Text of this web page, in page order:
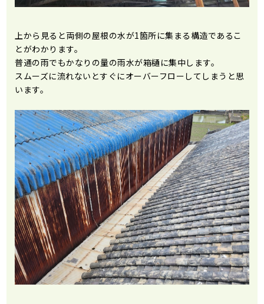
上から見ると両側の屋根の水が1箇所に集まる構造であるこ
とがわかります。
普通の雨でもかなりの量の雨水が箱樋に集中します。
スムーズに流れないとすぐにオーバーフローしてしまうと思
います。